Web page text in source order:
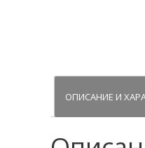
ОПИСАНИЕ И